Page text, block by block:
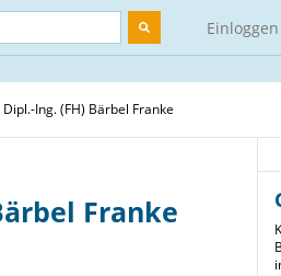
Einloggen
Ing. (FH) Bärbel Franke
Franke